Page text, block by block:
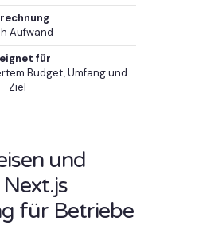
Aufwand
für
Budget, Umfang und
Ziel
und
für Betriebe